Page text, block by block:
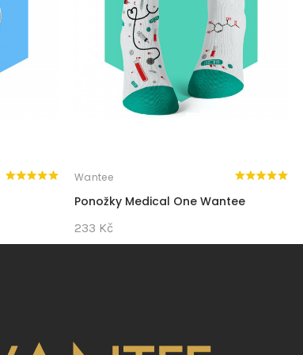
Wantee
Ponožky Medical One Wantee
233 Kč